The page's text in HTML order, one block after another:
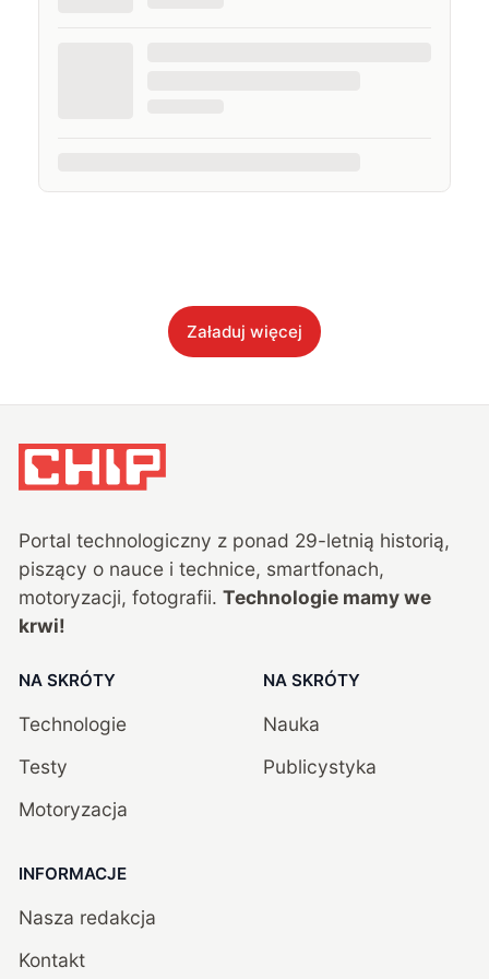
Załaduj więcej
Portal technologiczny z ponad 29-letnią historią,
piszący o nauce i technice, smartfonach,
motoryzacji, fotografii. Technologie mamy we
krwi!
NA SKRÓTY
Technologie
Testy
Motoryzacja
NA SKRÓTY
Nauka
Publicystyka
INFORMACJE
Nasza redakcja
Kontakt